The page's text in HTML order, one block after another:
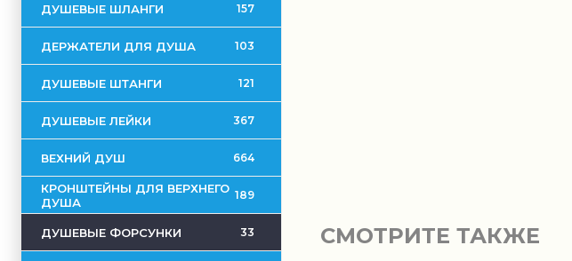
ДУШЕВЫЕ ШЛАНГИ 157
ДЕРЖАТЕЛИ ДЛЯ ДУША 103
ДУШЕВЫЕ ШТАНГИ 121
ДУШЕВЫЕ ЛЕЙКИ 367
ВЕХНИЙ ДУШ 664
КРОНШТЕЙНЫ ДЛЯ ВЕРХНЕГО
ДУША
189
ДУШЕВЫЕ ФОРСУНКИ 33 СМОТРИТЕ ТАКЖЕ